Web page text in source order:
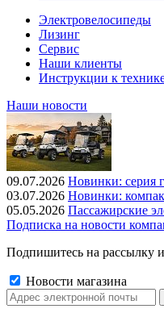
Электровелосипеды
Лизинг
Сервис
Наши клиенты
Инструкции к
Наши новости
09.07.2026 Новинки: серия
03.07.2026 Новинки:
05.05.2026 Пассажирские
Подписка на новости
Подпишитесь на рассылку
Новости магазина